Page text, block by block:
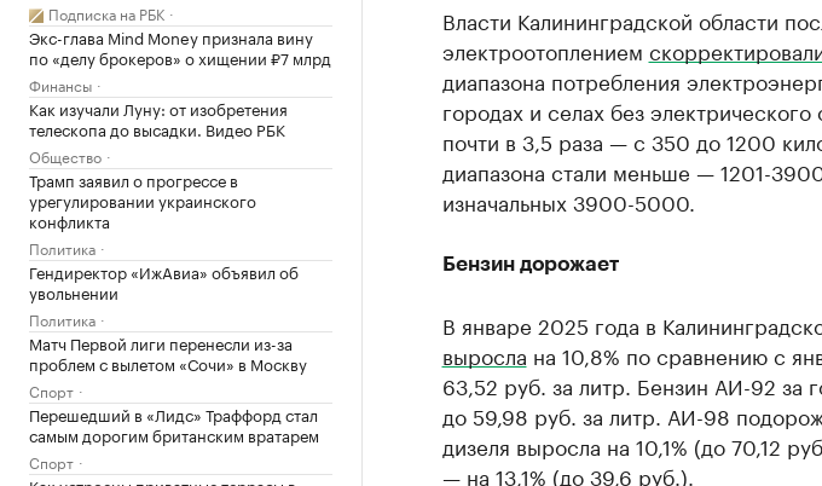
Подписка на РБК
Экс-глава Mind Money признала вину
по «делу брокеров» о хищении ₽7 млрд
Финансы
Как изучали Луну: от изобретения
телескопа до высадки. Видео РБК
Общество
Трамп заявил о прогрессе в
урегулировании украинского
конфликта
Политика
Гендиректор «ИжАвиа» объявил об
увольнении
Политика
Матч Первой лиги перенесли из-за
проблем с вылетом «Сочи» в Москву
Спорт
Перешедший в «Лидс» Траффорд стал
самым дорогим британским вратарем
Спорт
Власти Калининградской области
электроотоплением
диапазона потребления
городах и селах без
почти в 3,5 раза — с 350 до 1200
диапазона стали меньше — 1201-
изначальных 3900-5000.
Бензин дорожает
В январе 2025 года в
выросла на 10,8% по сравнению с
63,52 руб. за литр. Бензин АИ-92 за
до 59,98 руб. за литр. АИ-98
дизеля выросла на 10,1% (до 70,12
— на 13,1% (до 39,6 руб.).